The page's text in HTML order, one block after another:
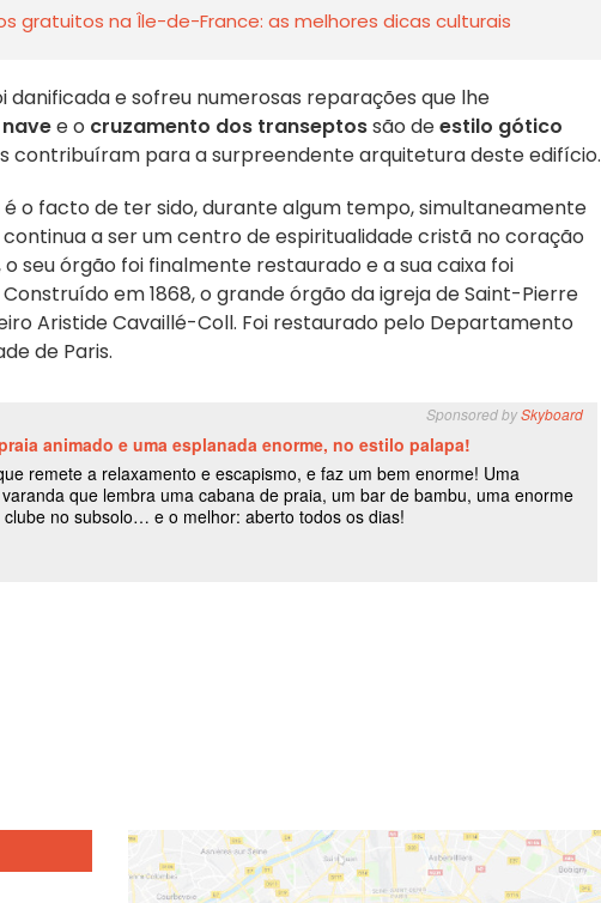
gratuitos na Île-de-France: as melhores dicas culturais
danificada e sofreu numerosas reparações que lhe
navee o cruzamento dos transeptossão deestilo gótico
contribuíram para a surpreendente arquitetura deste edifício.
o facto de ter sido, durante algum tempo, simultaneamente
a ser um centro de espiritualidade cristã no coração
seu órgão foi finalmente restaurado e a sua caixa foi
em 1868, o grande órgão da igreja de Saint-Pierre
Aristide Cavaillé-Coll. Foi restaurado pelo Departamento
de Paris.